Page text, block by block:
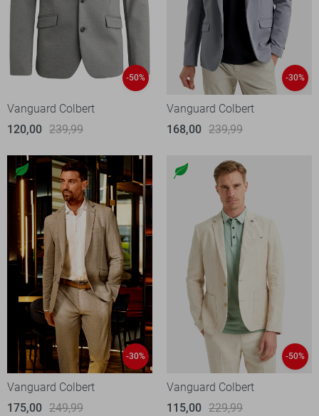
-50%
Vanguard Colbert
120,00 239,99
-30%
Vanguard Colbert
168,00 239,99
-30%
Vanguard Colbert
175,00 249,99
-50%
Vanguard Colbert
115,00 229,99